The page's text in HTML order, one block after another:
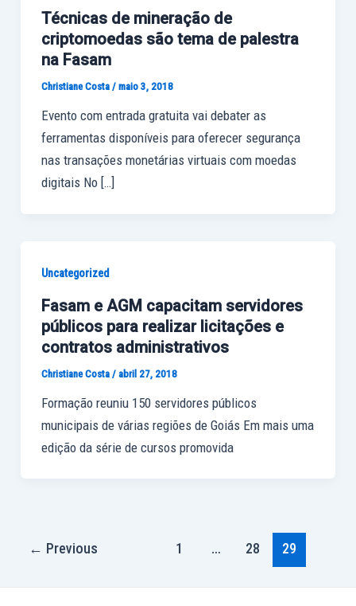
Técnicas de mineração de
criptomoedas são tema de palestra
na Fasam
Christiane Costa / maio 3, 2018
Evento com entrada gratuita vai debater as
ferramentas disponíveis para oferecer segurança
nas transações monetárias virtuais com moedas
digitais No […]
Uncategorized
Fasam e AGM capacitam servidores
públicos para realizar licitações e
contratos administrativos
Christiane Costa / abril 27, 2018
Formação reuniu 150 servidores públicos
municipais de várias regiões de Goiás Em mais uma
edição da série de cursos promovida
← Previous 1 … 28 29